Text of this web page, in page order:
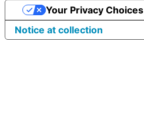
Notice at collection
Your Privacy Choices